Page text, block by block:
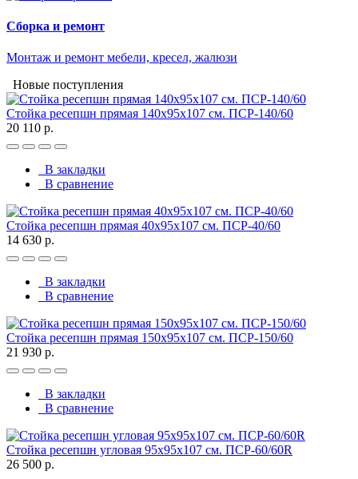
Сборка и ремонт
Монтаж и ремонт мебели, кресел, жалюзи
Новые поступления
Стойка ресепшн прямая 140х95х107 см. ПСР-140/60
20 110 р.
В закладки
В сравнение
Стойка ресепшн прямая 40х95х107 см. ПСР-40/60
14 630 р.
В закладки
В сравнение
Стойка ресепшн прямая 150х95х107 см. ПСР-150/60
21 930 р.
В закладки
В сравнение
Стойка ресепшн угловая 95х95х107 см. ПСР-60/60R
26 500 р.